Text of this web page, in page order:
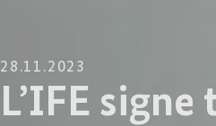
28.11.2023
L’IFE